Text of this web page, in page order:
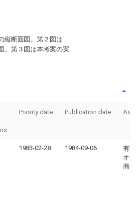
縦断面図。第２図は
。第３図は本考案の実
Priority date Publication date
1983-02-28 1984-09-06
有限
オリ
商事